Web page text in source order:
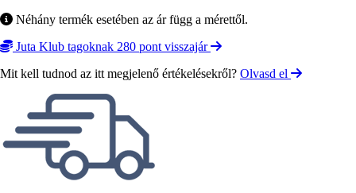
Néhány termék esetében az ár függ a mérettől.
Juta Klub tagoknak 280 pont visszajár
Mit kell tudnod az itt megjelenő értékelésekről? Olvasd el